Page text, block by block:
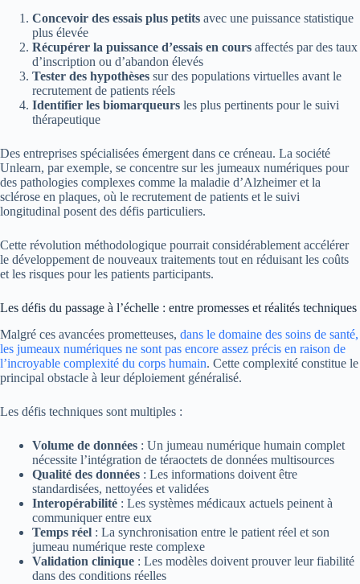
Concevoir des essais plus petits avec une puissance statistique
plus élevée
Récupérer la puissance d’essais en cours affectés par des taux
d’inscription ou d’abandon élevés
Tester des hypothèses sur des populations virtuelles avant le
recrutement de patients réels
Identifier les biomarqueurs les plus pertinents pour le suivi
thérapeutique
Des entreprises spécialisées émergent dans ce créneau. La société
Unlearn, par exemple, se concentre sur les jumeaux numériques pour
des pathologies complexes comme la maladie d’Alzheimer et la
sclérose en plaques, où le recrutement de patients et le suivi
longitudinal posent des défis particuliers.
Cette révolution méthodologique pourrait considérablement accélérer
le développement de nouveaux traitements tout en réduisant les coûts
et les risques pour les patients participants.
Les défis du passage à l’échelle : entre promesses et réalités techniques
Malgré ces avancées prometteuses, dans le domaine des soins de santé,
les jumeaux numériques ne sont pas encore assez précis en raison de
l’incroyable complexité du corps humain. Cette complexité constitue le
principal obstacle à leur déploiement généralisé.
Les défis techniques sont multiples :
Volume de données : Un jumeau numérique humain complet
nécessite l’intégration de téraoctets de données multisources
Qualité des données : Les informations doivent être
standardisées, nettoyées et validées
Interopérabilité : Les systèmes médicaux actuels peinent à
communiquer entre eux
Temps réel : La synchronisation entre le patient réel et son
jumeau numérique reste complexe
Validation clinique : Les modèles doivent prouver leur fiabilité
dans des conditions réelles